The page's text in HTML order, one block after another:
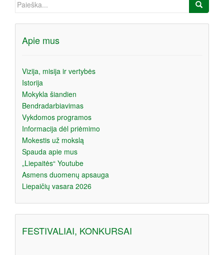
Apie mus
Vizija, misija ir vertybės
Istorija
Mokykla šiandien
Bendradarbiavimas
Vykdomos programos
Informacija dėl priėmimo
Mokestis už mokslą
Spauda apie mus
„Liepaitės“ Youtube
Asmens duomenų apsauga
Liepaičių vasara 2026
FESTIVALIAI, KONKURSAI